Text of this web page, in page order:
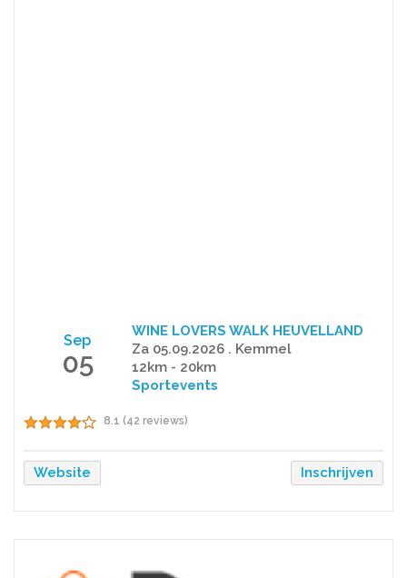
Sep
05
WINE LOVERS WALK HEUVELLAND
Za 05.09.2026 . Kemmel
12km - 20km
Sportevents
8.1 (42 reviews)
Website Inschrijven